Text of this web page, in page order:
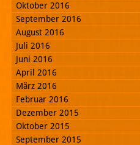
Oktober 2016
September 2016
August 2016
Juli 2016
Juni 2016
April 2016
März 2016
Februar 2016
Dezember 2015
Oktober 2015
September 2015